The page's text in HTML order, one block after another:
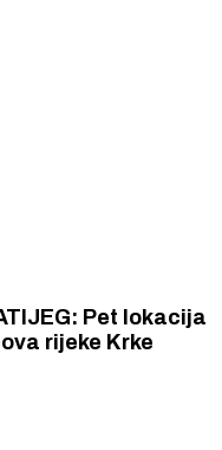
Pet lokacija
rijeke Krke